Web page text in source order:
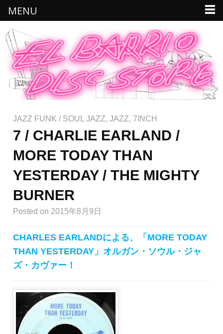
JAZZ FUNK / SOUL JAZZ, JAZZ, 7INCH
7 / CHARLIE EARLAND /
MORE TODAY THAN
YESTERDAY / THE MIGHTY
BURNER
Posted on 2015年8月9日
CHARLES EARLANDによる、「MORE TODAY
THAN YESTERDAY」オルガン・ソウル・ジャ
ズ・カヴァー！
MENU